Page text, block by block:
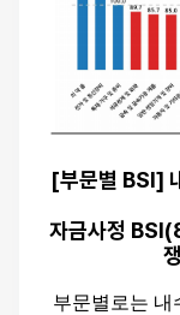
[부문별 BSI]
자금사정
부문별로는 내